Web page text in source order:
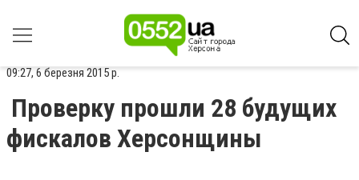
09:27, 6 березня 2015 р.
Проверку прошли 28 будущих
фискалов Херсонщины